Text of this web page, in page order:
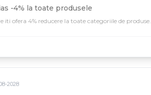
-4% la toate produsele
iti ofera 4% reducere la toate categoriile de produse.
-2028